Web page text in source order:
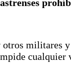
militares
cualquier